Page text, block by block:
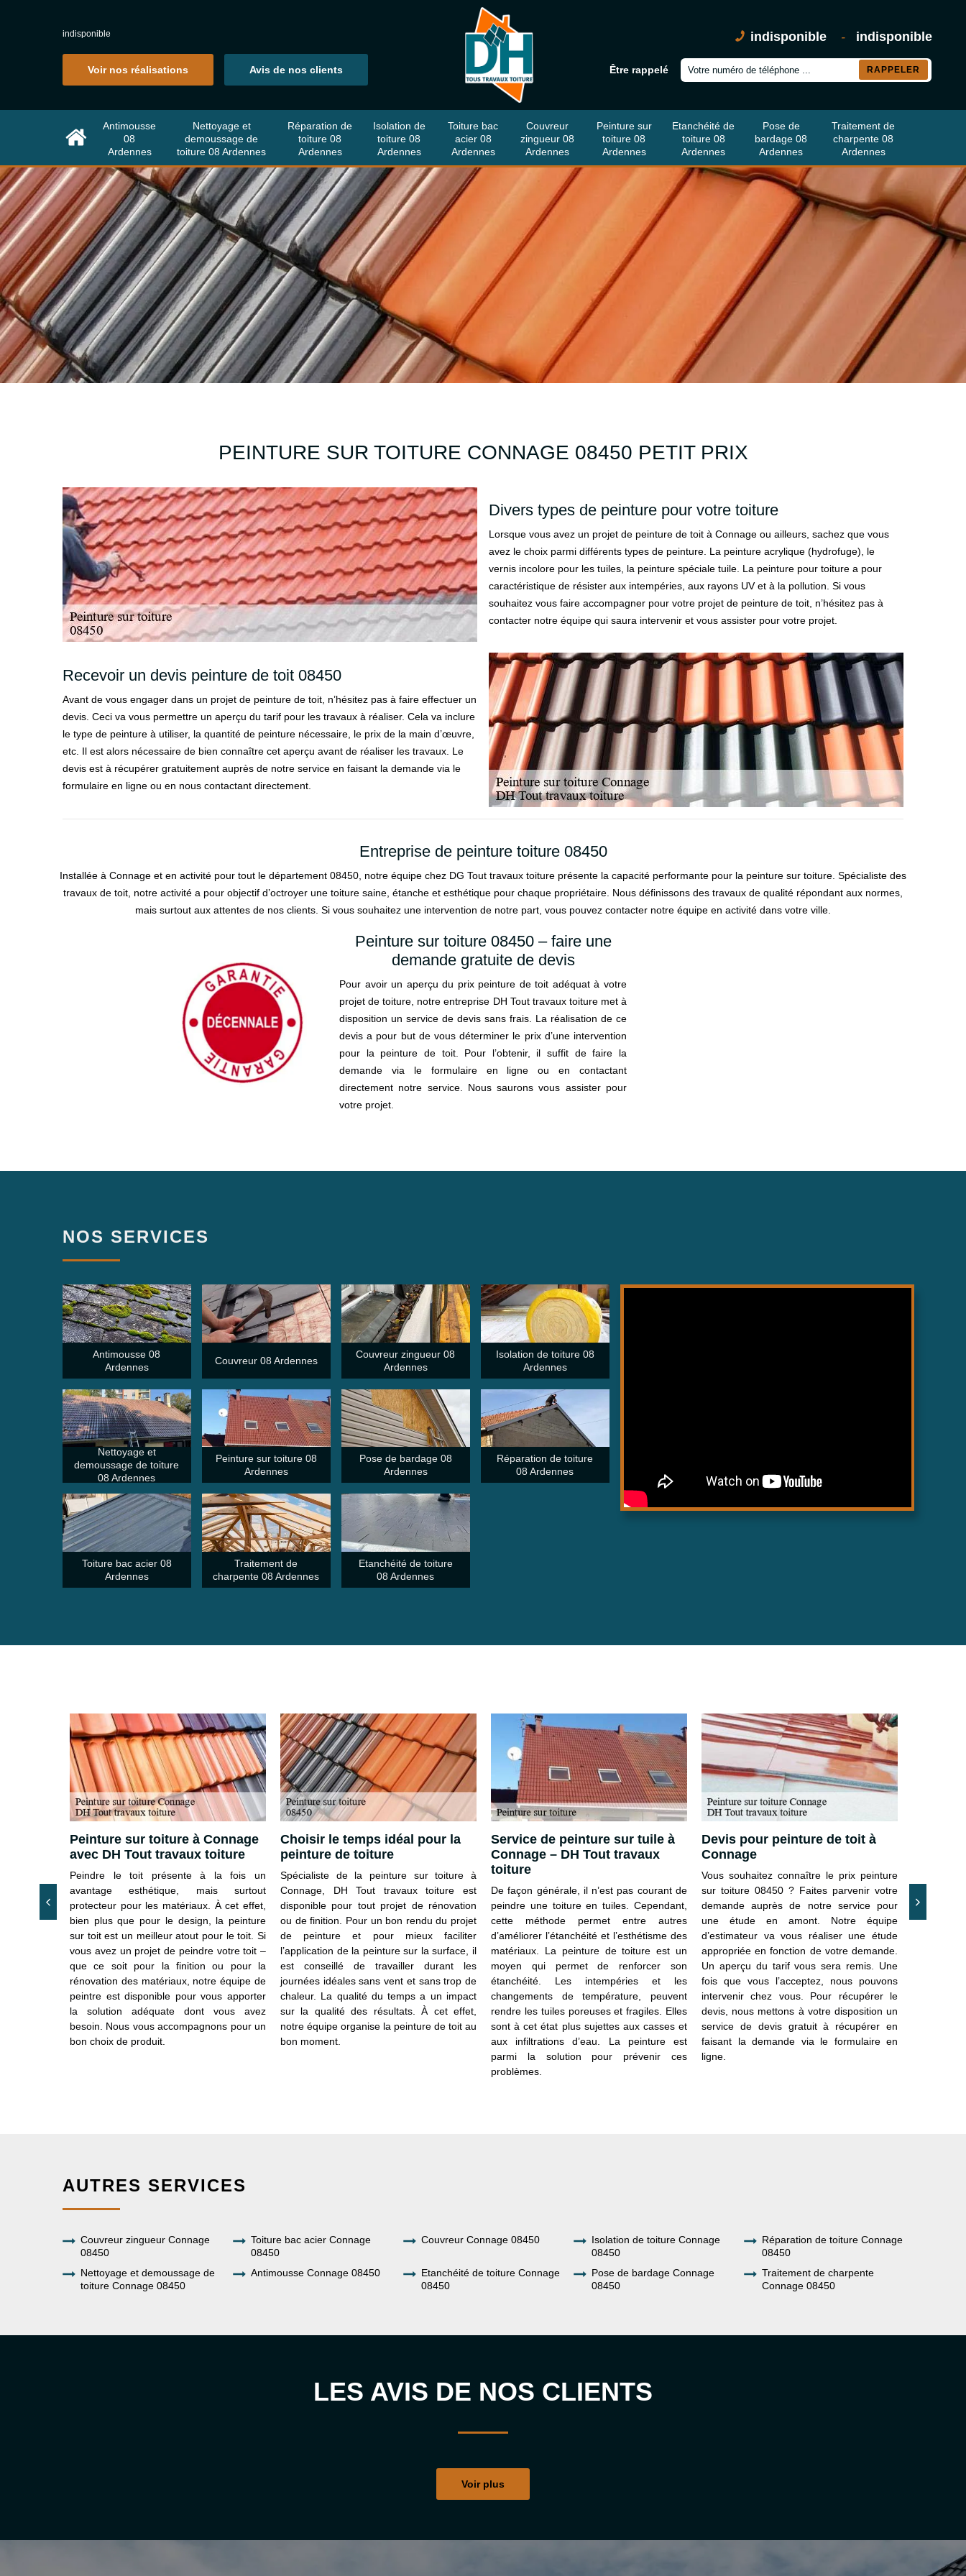
indisponible
Voir nos réalisations Avis de nos clients
indisponible - indisponible
Être rappelé
Antimousse
08
Ardennes
Nettoyage et
demoussage de
toiture 08 Ardennes
Réparation de
toiture 08
Ardennes
Isolation de
toiture 08
Ardennes
Toiture bac
acier 08
Ardennes
Couvreur
zingueur 08
Ardennes
Peinture sur
toiture 08
Ardennes
Etanchéité de
toiture 08
Ardennes
Pose de
bardage 08
Ardennes
Traitement de
charpente 08
Ardennes
PEINTURE SUR TOITURE CONNAGE 08450 PETIT PRIX
Divers types de peinture pour votre toiture
Lorsque vous avez un projet de peinture de toit à Connage ou ailleurs, sachez que vous
avez le choix parmi différents types de peinture. La peinture acrylique (hydrofuge), le
vernis incolore pour les tuiles, la peinture spéciale tuile. La peinture pour toiture a pour
caractéristique de résister aux intempéries, aux rayons UV et à la pollution. Si vous
souhaitez vous faire accompagner pour votre projet de peinture de toit, n’hésitez pas à
contacter notre équipe qui saura intervenir et vous assister pour votre projet.
Recevoir un devis peinture de toit 08450
Avant de vous engager dans un projet de peinture de toit, n’hésitez pas à faire effectuer un
devis. Ceci va vous permettre un aperçu du tarif pour les travaux à réaliser. Cela va inclure
le type de peinture à utiliser, la quantité de peinture nécessaire, le prix de la main d’œuvre,
etc. Il est alors nécessaire de bien connaître cet aperçu avant de réaliser les travaux. Le
devis est à récupérer gratuitement auprès de notre service en faisant la demande via le
formulaire en ligne ou en nous contactant directement.
Entreprise de peinture toiture 08450
Installée à Connage et en activité pour tout le département 08450, notre équipe chez DG Tout travaux toiture présente la capacité performante pour la peinture sur toiture. Spécialiste des
travaux de toit, notre activité a pour objectif d’octroyer une toiture saine, étanche et esthétique pour chaque propriétaire. Nous définissons des travaux de qualité répondant aux normes,
mais surtout aux attentes de nos clients. Si vous souhaitez une intervention de notre part, vous pouvez contacter notre équipe en activité dans votre ville.
Peinture sur toiture 08450 – faire une
demande gratuite de devis
Pour avoir un aperçu du prix peinture de toit adéquat à votre
projet de toiture, notre entreprise DH Tout travaux toiture met à
disposition un service de devis sans frais. La réalisation de ce
devis a pour but de vous déterminer le prix d’une intervention
pour la peinture de toit. Pour l’obtenir, il suffit de faire la
demande via le formulaire en ligne ou en contactant
directement notre service. Nous saurons vous assister pour
votre projet.
NOS SERVICES
Antimousse 08
Ardennes
Couvreur 08 Ardennes
Couvreur zingueur 08
Ardennes
Isolation de toiture 08
Ardennes
Nettoyage et
demoussage de toiture
08 Ardennes
Peinture sur toiture 08
Ardennes
Pose de bardage 08
Ardennes
Réparation de toiture
08 Ardennes
Toiture bac acier 08
Ardennes
Traitement de
charpente 08 Ardennes
Etanchéité de toiture
08 Ardennes
d’avoir
En plus
Peinture sur toiture à Connage
avec DH Tout travaux toiture
Peindre le toit présente à la fois un
avantage esthétique, mais surtout
protecteur pour les matériaux. À cet effet,
bien plus que pour le design, la peinture
sur toit est un meilleur atout pour le toit. Si
vous avez un projet de peindre votre toit –
que ce soit pour la finition ou pour la
rénovation des matériaux, notre équipe de
peintre est disponible pour vous apporter
la solution adéquate dont vous avez
besoin. Nous vous accompagnons pour un
bon choix de produit.
Choisir le temps idéal pour la
peinture de toiture
Spécialiste de la peinture sur toiture à
Connage, DH Tout travaux toiture est
disponible pour tout projet de rénovation
ou de finition. Pour un bon rendu du projet
de peinture et pour mieux faciliter
l’application de la peinture sur la surface, il
est conseillé de travailler durant les
journées idéales sans vent et sans trop de
chaleur. La qualité du temps a un impact
sur la qualité des résultats. À cet effet,
notre équipe organise la peinture de toit au
bon moment.
Service de peinture sur tuile à
Connage – DH Tout travaux
toiture
De façon générale, il n’est pas courant de
peindre une toiture en tuiles. Cependant,
cette méthode permet entre autres
d’améliorer l’étanchéité et l’esthétisme des
matériaux. La peinture de toiture est un
moyen qui permet de renforcer son
étanchéité. Les intempéries et les
changements de température, peuvent
rendre les tuiles poreuses et fragiles. Elles
sont à cet état plus sujettes aux casses et
aux infiltrations d’eau. La peinture est
parmi la solution pour prévenir ces
problèmes.
Devis pour peinture de toit à
Connage
Vous souhaitez connaître le prix peinture
sur toiture 08450 ? Faites parvenir votre
demande auprès de notre service pour
une étude en amont. Notre équipe
d’estimateur va vous réaliser une étude
appropriée en fonction de votre demande.
Un aperçu du tarif vous sera remis. Une
fois que vous l’acceptez, nous pouvons
intervenir chez vous. Pour récupérer le
devis, nous mettons à votre disposition un
service de devis gratuit à récupérer en
faisant la demande via le formulaire en
ligne.
son toit, il
un aperçu
AUTRES SERVICES
Couvreur zingueur Connage
08450
Toiture bac acier Connage
08450
Couvreur Connage 08450
Isolation de toiture Connage
08450
Réparation de toiture Connage
08450
Nettoyage et demoussage de
toiture Connage 08450
Antimousse Connage 08450
Etanchéité de toiture Connage
08450
Pose de bardage Connage
08450
Traitement de charpente
Connage 08450
LES AVIS DE NOS CLIENTS
Voir plus